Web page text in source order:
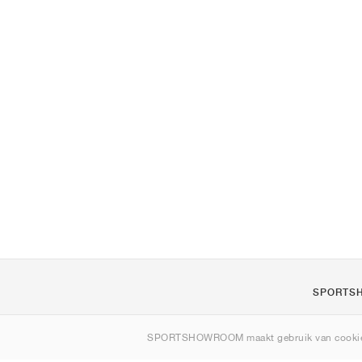
SPORTSHOWROOM maakt gebruik vanContact